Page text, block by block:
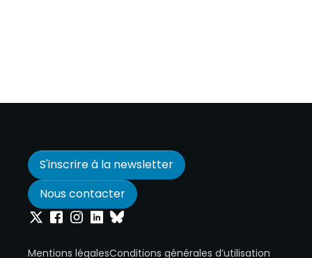
S'inscrire à la newsletter
Nous contacter
Onepoint sur Twitter
Onepoint sur Facebook
Onepoint sur Instagram
Onepoint sur Linkedin
Onepoint sur Bluesky
Mentions légalesConditions générales d’utilisation